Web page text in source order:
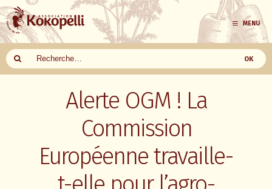
au
contenu
MENU
Alerte OGM ! La
Commission
Européenne travaille-